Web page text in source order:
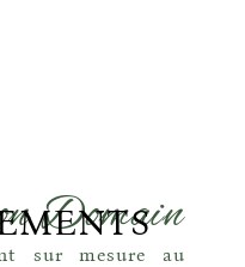
Domain
sur mesure au